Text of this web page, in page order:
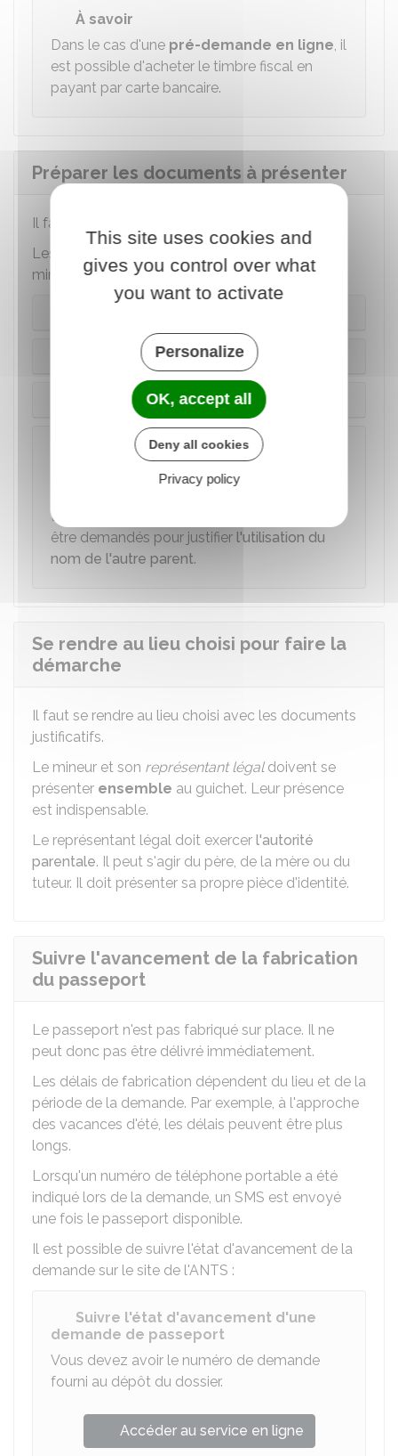
À savoir
Dans le cas d'une pré-demande en ligne, il
est possible d'acheter le timbre fiscal en
payant par carte bancaire.
Préparer les documents à présenter
Il faut présenter les
Les documents à fournir varient selon que le
mineur a déjà une carte d'identité ou non :
Le mineur a une carte d’identité périmée
Le mineur n’a pas de carte d’identité
Si le mineur souhaite utiliser un nom d'usage
titre d'identité, d'autres documents peuvent
être demandés pour justifier l'utilisation du
nom de l'autre parent.
Se rendre au lieu choisi pour faire la
démarche
Il faut se rendre au lieu choisi avec les documents
justificatifs.
Le mineur et son représentant légaldoivent se
présenter ensemble au guichet. Leur présence
est indispensable.
Le représentant légal doit exercer l'autorité
parentale. Il peut s'agir du père, de la mère ou du
tuteur. Il doit présenter sa propre pièce d'identité.
Suivre l'avancement de la fabrication
du passeport
Le passeport n'est pas fabriqué sur place. Il ne
peut donc pas être délivré immédiatement.
Les délais de fabrication dépendent du lieu et de la
période de la demande. Par exemple, à l'approche
des vacances d'été, les délais peuvent être plus
longs.
Lorsqu'un numéro de téléphone portable a été
indiqué lors de la demande, un SMS est envoyé
une fois le passeport disponible.
Il est possible de suivre l'état d'avancement de la
demande sur le site de l'ANTS :
Suivre l'état d'avancement d'une
demande de passeport
Vous devez avoir le numéro de demande
fourni au dépôt du dossier.
Accéder au service en ligne
This site uses cookies and
gives you control over what
you want to activate
Personalize
OK, accept all
Deny all cookies
Privacy policy